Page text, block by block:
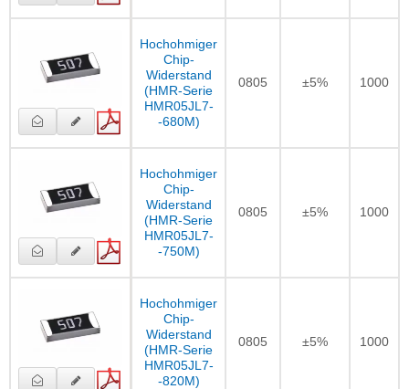
Hochohmiger
Chip-
Widerstand
(HMR-Serie
HMR05JL7-
-680M)
0805 ±5% 1000
Hochohmiger
Chip-
Widerstand
(HMR-Serie
HMR05JL7-
-750M)
0805 ±5% 1000
Hochohmiger
Chip-
Widerstand
(HMR-Serie
HMR05JL7-
-820M)
0805 ±5% 1000